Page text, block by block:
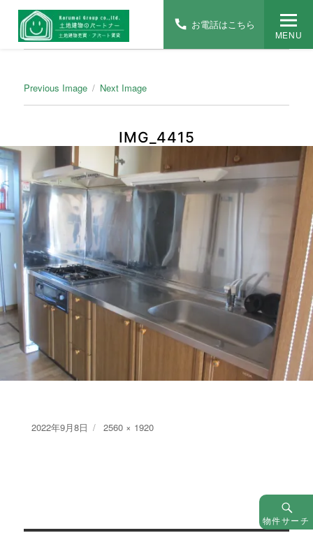
MENU
Previous Image Next Image
IMG_4415
Posted
2022年9月8日
Full
2560 × 1920
物件サーチ
お電話はこちら